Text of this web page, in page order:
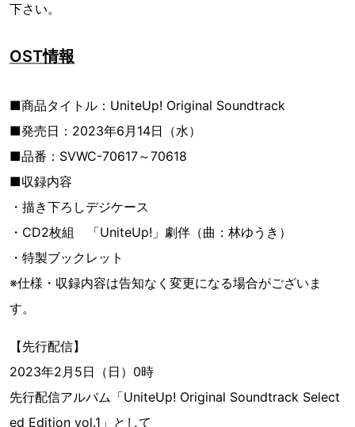
下さい。
OST情報
■商品タイトル：UniteUp! Original Soundtrack
■発売日：2023年6月14日（水）
■品番：SVWC-70617～70618
■収録内容
・描き下ろしデジケース
・CD2枚組 「UniteUp!」劇伴（曲：林ゆうき）
・特製ブックレット
※仕様・収録内容は告知なく変更になる場合がございま
す。
【先行配信】
2023年2月5日（日）0時
先行配信アルバム「UniteUp! Original Soundtrack Select
ed Edition vol.1」として